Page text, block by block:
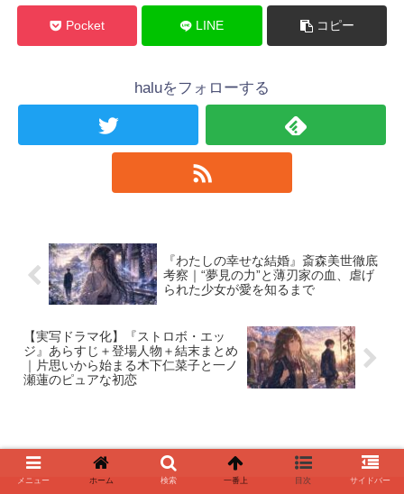
Pocket LINE コピー
haluをフォローする
『わたしの幸せな結婚』斎森美世徹底
考察｜“夢見の力”と薄刃家の血、虐げ
られた少女が愛を知るまで
【実写ドラマ化】『ストロボ・エッ
ジ』あらすじ＋登場人物＋結末まとめ
｜片思いから始まる木下仁菜子と一ノ
瀬蓮のピュアな初恋
メニュー ホーム 検索 一番上 目次 サイドバー